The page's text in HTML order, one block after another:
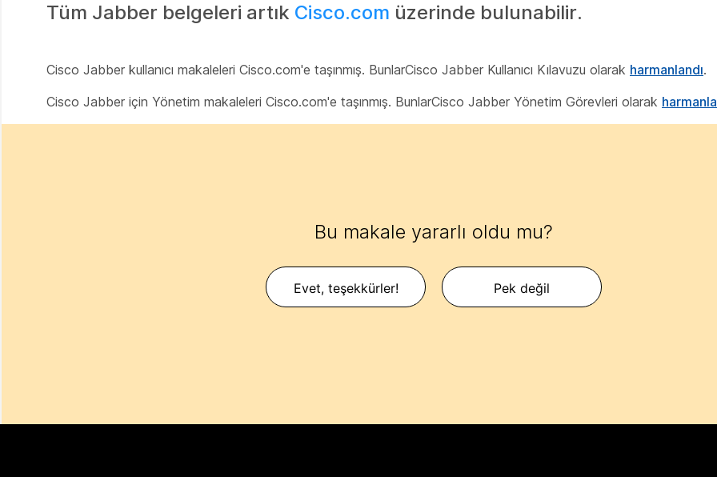
Tüm Jabber belgeleri artık Cisco.com üzerinde bulunabilir.
Cisco Jabber kullanıcı makaleleri Cisco.com'e taşınmış. BunlarCisco Jabber Kullanıcı Kılavuzu olarak harmanlandı.
Cisco Jabber için Yönetim makaleleri Cisco.com'e taşınmış. BunlarCisco Jabber Yönetim Görevleri olarak
Bu makale yararlı oldu mu?
Evet, teşekkürler! Pek değil